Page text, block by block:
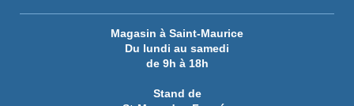
Magasin à Saint-Maurice
Du lundi au samedi
de 9h à 18h
Stand de